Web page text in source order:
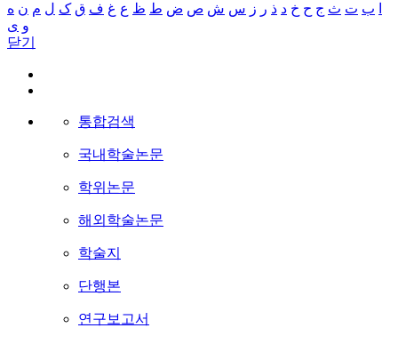
ب ت ث ج ح خ د ذ ر ز س ش ص ض ط ظ ع غ ف ق ک ل م ن ه
و ی
닫기
통합검색
국내학술논문
학위논문
해외학술논문
학술지
단행본
연구보고서